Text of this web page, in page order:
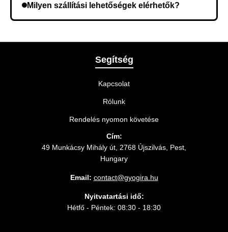
meg a rendelést.
Milyen szállítási lehetőségek elérhetők?
legmegfelelőbb szállítási módot.
Segítség
Kapcsolat
Rólunk
Rendelés nyomon követése
Cím:
49 Munkácsy Mihály út, 2768 Újszilvás, Pest,
Hungary
Email: contact@gyogira.hu
Nyitvatartási idő:
Hétfő - Péntek: 08:30 - 18:30